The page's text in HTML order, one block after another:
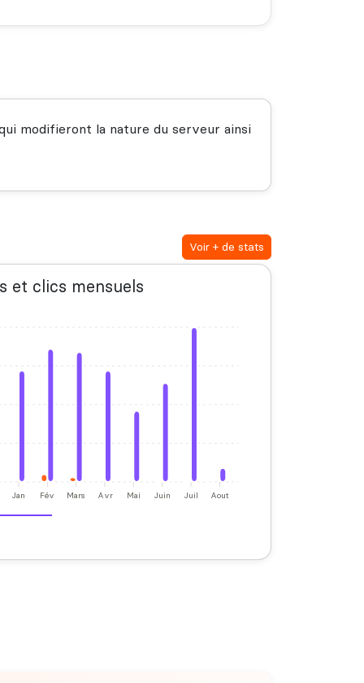
modifieront la nature du serveur ainsi
Voir + de stats
et clics mensuels
Jan Fév Mars Avr Mai Juin Juil Aout